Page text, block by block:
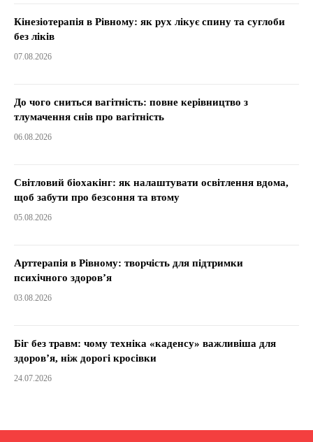
Кінезіотерапія в Рівному: як рух лікує спину та суглоби
без ліків
07.08.2026
До чого сниться вагітність: повне керівництво з
тлумачення снів про вагітність
06.08.2026
Світловий біохакінг: як налаштувати освітлення вдома,
щоб забути про безсоння та втому
05.08.2026
Арттерапія в Рівному: творчість для підтримки
психічного здоров’я
03.08.2026
Біг без травм: чому техніка «каденсу» важливіша для
здоров’я, ніж дорогі кросівки
24.07.2026